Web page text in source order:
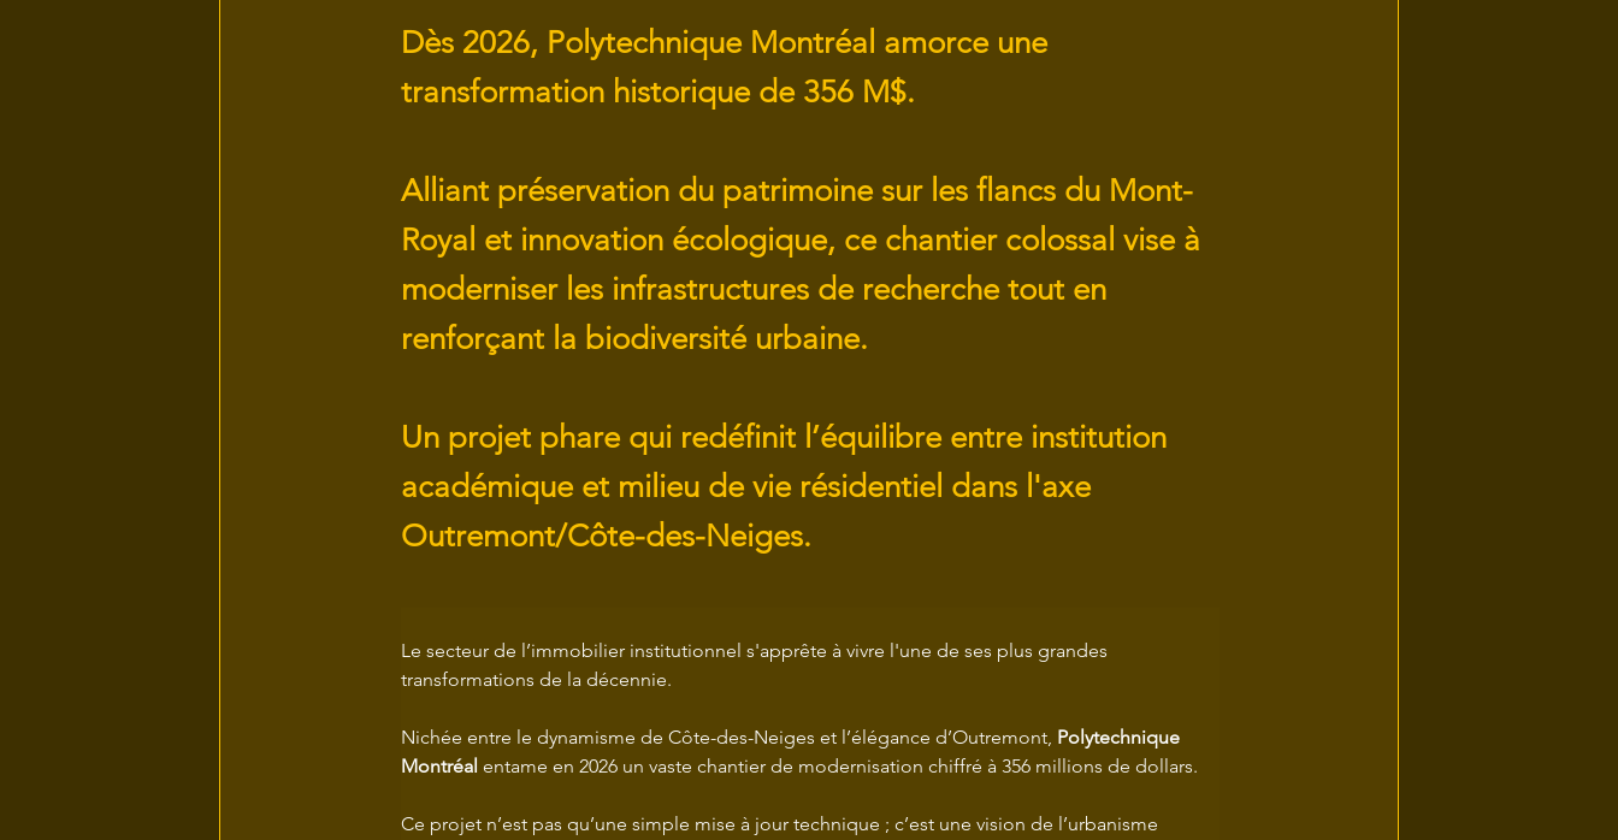
Dès 2026, Polytechnique Montréal amorce une
transformation historique de 356 M$.
Alliant préservation du patrimoine sur les flancs du Mont-
Royal et innovation écologique, ce chantier colossal vise à
moderniser les infrastructures de recherche tout en
renforçant la biodiversité urbaine.
Un projet phare qui redéfinit l’équilibre entre institution
académique et milieu de vie résidentiel dans l'axe
Outremont/Côte-des-Neiges.
Le secteur de l’immobilier institutionnel s'apprête à vivre l'une de ses plus grandes
transformations de la décennie.
Nichée entre le dynamisme de Côte-des-Neiges et l’élégance d’Outremont, Polytechnique
Montréal entame en 2026 un vaste chantier de modernisation chiffré à 356 millions de dollars.
Ce projet n’est pas qu’une simple mise à jour technique ; c’est une vision de l’urbanisme